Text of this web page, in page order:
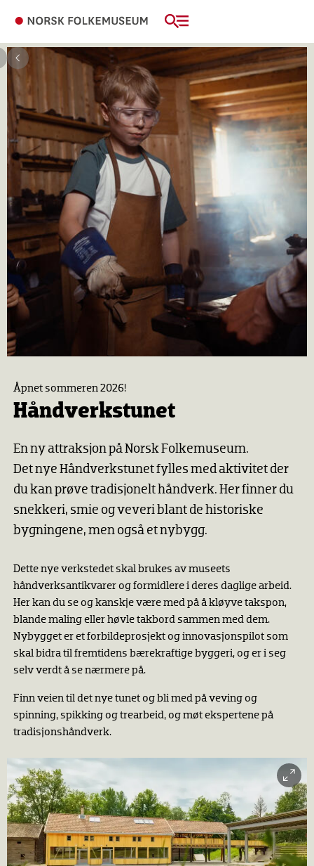
Åpnet sommeren 2026!
Håndverkstunet
En ny attraksjon på Norsk Folkemuseum.
Det nye Håndverkstunet fylles med aktivitet der
du kan prøve tradisjonelt håndverk. Her finner du
snekkeri, smie og veveri blant de historiske
bygningene, men også et nybygg.
Dette nye verkstedet skal brukes av museets
håndverksantikvarer og formidlere i deres daglige arbeid.
Her kan du se og kanskje være med på å kløyve takspon,
blande maling eller høvle takbord sammen med dem.
Nybygget er et forbildeprosjekt og innovasjonspilot som
skal bidra til fremtidens bærekraftige byggeri, og er i seg
selv verdt å se nærmere på.
Finn veien til det nye tunet og bli med på veving og
spinning, spikking og trearbeid, og møt ekspertene på
tradisjonshåndverk.